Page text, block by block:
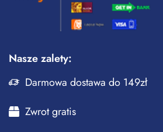
Nasze zalety:
Darmowa dostawa do 149zł
Zwrot gratis